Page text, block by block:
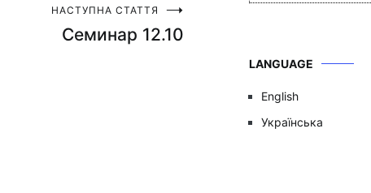
НАСТУПНА СТАТТЯ
Семинар 12.10
LANGUAGE
English
Українська